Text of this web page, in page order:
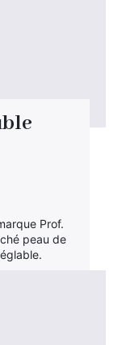
Prof.
peau de